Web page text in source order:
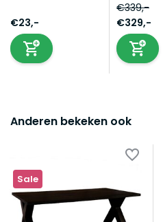
€23,-
€339,-
€329,-
Anderen bekeken ook
Sale